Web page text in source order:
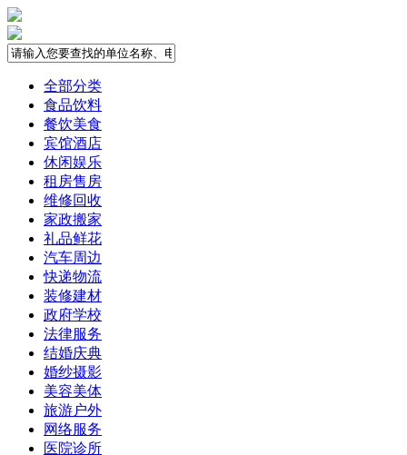
全部分类
食品饮料
餐饮美食
宾馆酒店
休闲娱乐
租房售房
维修回收
家政搬家
礼品鲜花
汽车周边
快递物流
装修建材
政府学校
法律服务
结婚庆典
婚纱摄影
美容美体
旅游户外
网络服务
医院诊所